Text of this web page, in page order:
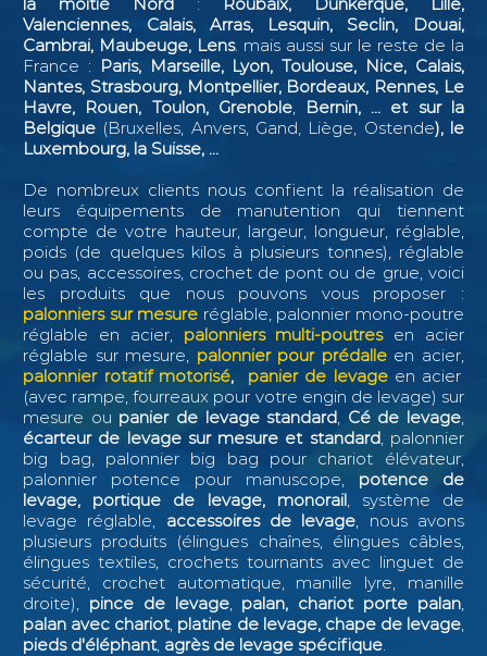
Valenciennes, Calais, Arras, Lesquin, Seclin,
Douai,
Cambrai, Maubeuge, Lens. mais aussi sur le reste de la
France : Paris, Marseille, Lyon, Toulouse, Nice, Calais,
Nantes, Strasbourg, Montpellier, Bordeaux, Rennes, Le
Havre, Rouen, Toulon, Grenoble, Bernin, ... et sur la
Belgique (Bruxelles, Anvers, Gand, Liège, Ostende), le
Luxembourg, la Suisse, ...
De nombreux clients nous confient la réalisation de
leurs équipements de manutention qui tiennent
compte de votre hauteur, largeur, longueur, réglable,
poids (de quelques kilos à plusieurs tonnes), réglable
ou pas, accessoires, crochet de pont ou de grue, voici
les produits que nous pouvons vous proposer :
palonniers sur mesure réglable, palonnier mono-poutre
réglable en acier,palonniers multi-poutres en acier
réglable sur mesure, palonnier pour prédalle en acier,
palonnier rotatif motorisé, panier de levage en acier
(avec rampe, fourreaux pour votre engin de levage) sur
mesure ou panier de levage standard, Cé de levage,
écarteur de levage sur mesure et standard, palonnier
big bag, palonnier big bag pour chariot élévateur,
palonnier potence pour manuscope, potence de
levage, portique de levage, monorail, système de
levage réglable, accessoires de levage, nous avons
plusieurs produits (élingues chaînes, élingues câbles,
élingues textiles, crochets tournants avec linguet de
sécurité, crochet automatique, manille lyre, manille
droite), pince de levage, palan, chariot porte palan,
palan avec chariot, platine de levage, chape de levage,
pieds d'éléphant, agrès de levage spécifique.